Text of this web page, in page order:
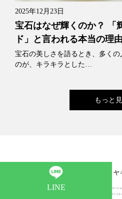
2025年12月23日
宝石はなぜ輝くのか？ 「
ド」と言われる本当の理由
宝石の美しさを語るとき、多く
のが、キラキラとした…
もっと
LINE